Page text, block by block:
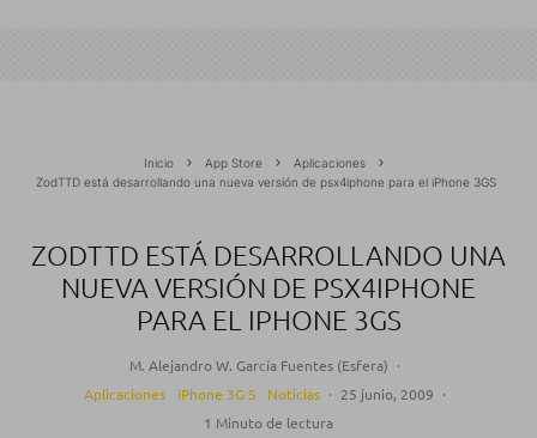
Inicio App Store
Aplicaciones
ZodTTD está desarrollando una nueva versión de psx4iphone para el iPhone 3GS
ZODTTD ESTÁ DESARROLLANDO UNA
NUEVA VERSIÓN DE PSX4IPHONE
PARA EL IPHONE 3GS
M. Alejandro W. García Fuentes (Esfera) ·
Aplicaciones
iPhone 3G S Noticias · 25 junio, 2009 ·
1 Minuto de lectura